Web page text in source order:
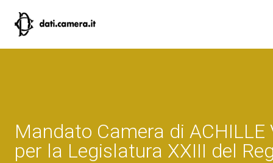
Mandato Camera di ACHILLE
per la Legislatura XXIII del